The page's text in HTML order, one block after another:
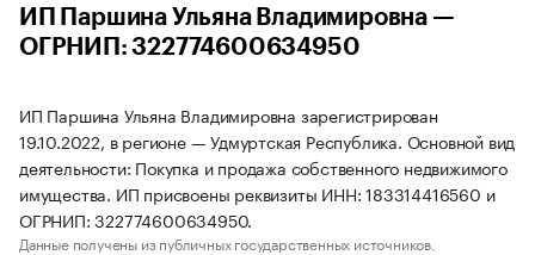
ИП Паршина Ульяна Владимировна —
ОГРНИП: 322774600634950
ИП Паршина Ульяна Владимировна зарегистрирован
19.10.2022, в регионе — Удмуртская Республика. Основной вид
деятельности: Покупка и продажа собственного недвижимого
имущества. ИП присвоены реквизиты ИНН: 183314416560 и
ОГРНИП: 322774600634950.
Данные получены из публичных государственных источников.